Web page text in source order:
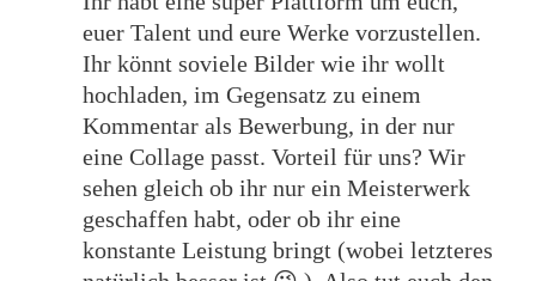
euer Talent und eure Werke vorzustellen.
Ihr könnt soviele Bilder wie ihr wollt
hochladen, im Gegensatz zu einem
Kommentar als Bewerbung, in der nur
eine Collage passt. Vorteil für uns? Wir
sehen gleich ob ihr nur ein Meisterwerk
geschaffen habt, oder ob ihr eine
konstante Leistung bringt (wobei letzteres